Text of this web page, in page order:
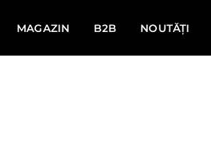
MAGAZIN B2B NOUTĂȚI